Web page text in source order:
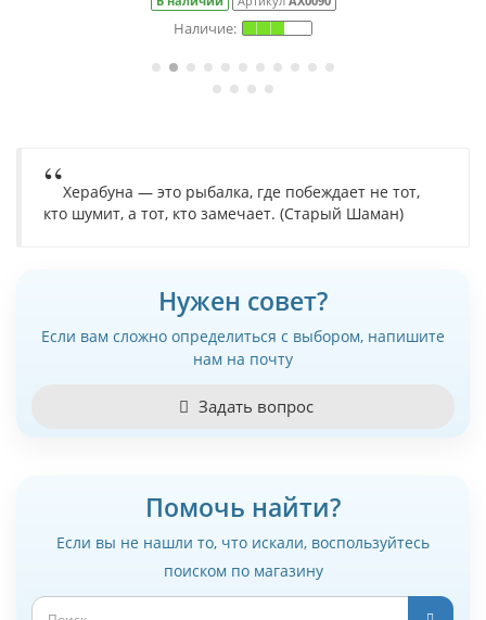
Херабуна — это рыбалка, где побеждает не тот,
кто шумит, а тот, кто замечает. (Старый Шаман)
Нужен совет?
Если вам сложно определиться с выбором, напишите
нам на почту
Задать вопрос
Помочь найти?
Если вы не нашли то, что искали, воспользуйтесь
поиском по магазину